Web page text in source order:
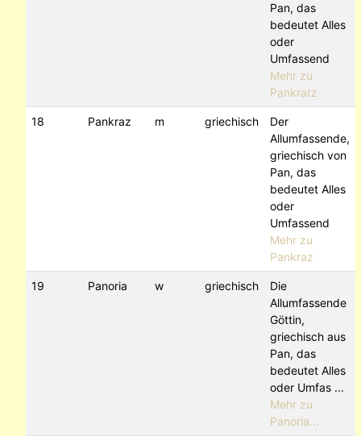
Pan, das
bedeutet Alles
oder
Umfassend
Mehr zu
Pankratz
18 Pankraz m griechisch
Der
Allumfassende,
griechisch von
Pan, das
bedeutet Alles
oder
Umfassend
Mehr zu
Pankraz
19 Panoria w griechisch
Die
Allumfassende
Göttin,
griechisch aus
Pan, das
bedeutet Alles
oder Umfas ...
Mehr zu
Panoria...